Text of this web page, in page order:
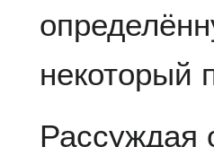
некоторый
Рассуждая